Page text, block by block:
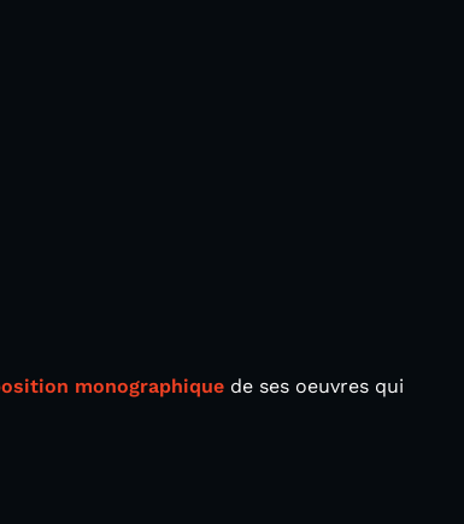
monographique de ses oeuvres qui